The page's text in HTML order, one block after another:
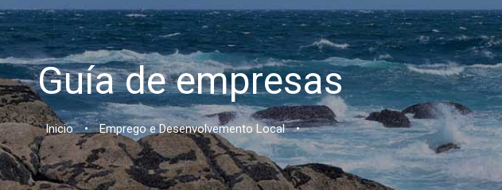
Guía de empresas
Inicio • Emprego e Desenvolvemento Local •